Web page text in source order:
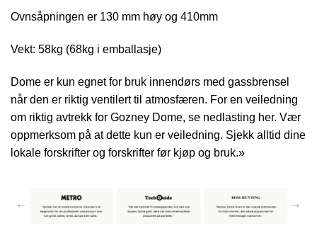
Ovnsåpningen er 130 mm høy og 410mm
Vekt: 58kg (68kg i emballasje)
Dome er kun egnet for bruk innendørs med gassbrensel
når den er riktig ventilert til atmosfæren. For en veiledning
om riktig avtrekk for Gozney Dome, se nedlasting her. Vær
oppmerksom på at dette kun er veiledning. Sjekk alltid dine
lokale forskrifter og forskrifter før kjøp og bruk.»